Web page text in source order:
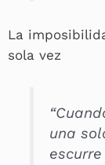
La
sola vez
una